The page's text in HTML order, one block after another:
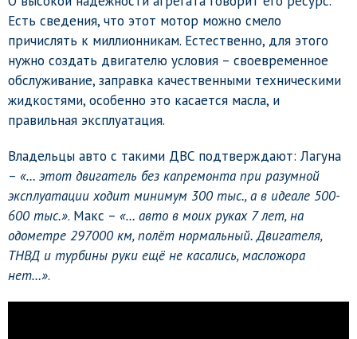
Есть сведения, что этот мотор можно смело
причислять к миллионникам. Естественно, для этого
нужно создать двигателю условия – своевременное
обслуживание, заправка качественными техническими
жидкостями, особенно это касается масла, и
правильная эксплуатация.
Владельцы авто с такими ДВС подтверждают: Лагуна
– «… этот двигатель без капремонта при разумной
эксплуатации ходит минимум 300 тыс., а в идеале 500-
600 тыс.». Макс – «… авто в моих руках 7 лет, на
одометре 297000 км, полёт нормальный. Двигателя,
ТНВД и турбины руки ещё не касались, масложора
нет…».